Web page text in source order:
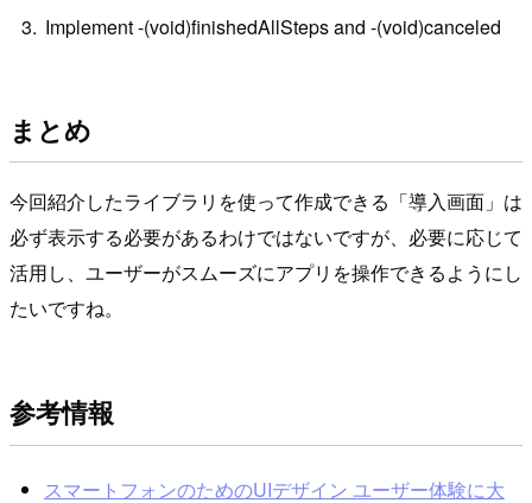
Implement -(void)finishedAllSteps and -(void)canceled
まとめ
今回紹介したライブラリを使って作成できる「導入画面」は
必ず表示する必要があるわけではないですが、必要に応じて
活用し、ユーザーがスムーズにアプリを操作できるようにし
たいですね。
参考情報
スマートフォンのためのUIデザイン ユーザー体験に大